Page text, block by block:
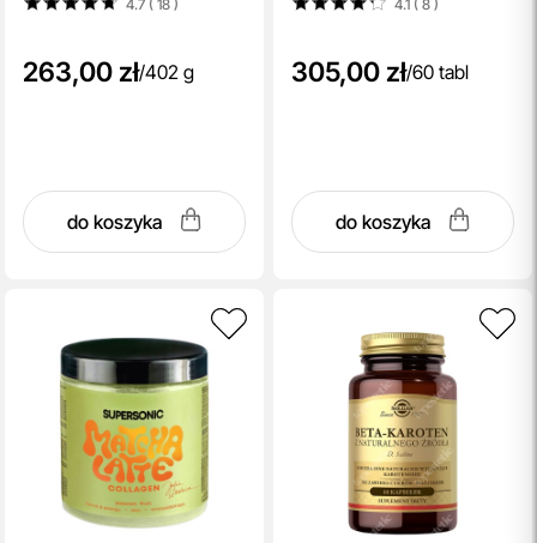
4.7 ( 18)
263,00 zł/402 g
do koszyka
4.1 ( 8)
305,00 zł/60 tabl
do koszyka